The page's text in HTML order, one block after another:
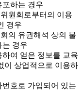
포하는 경우
원회로부터의 이용
경우
의 유권해석 상의 불
는 경우
하여 얻은 정보를 교육
이 상업적으로 이용하
번호로 가입되어 있는